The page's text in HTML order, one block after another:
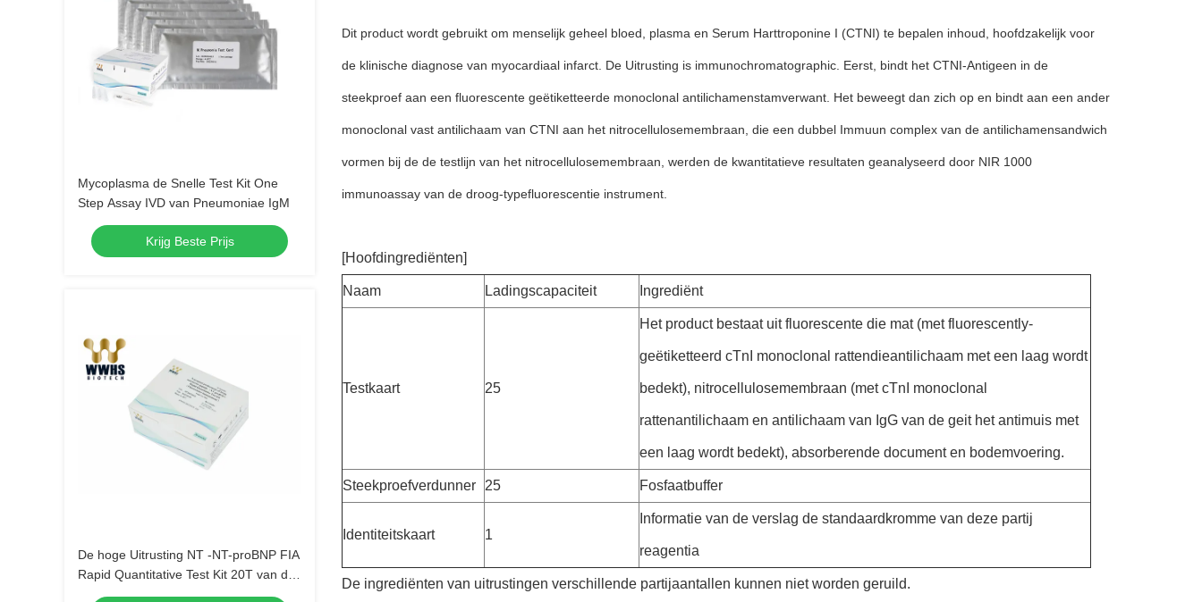
Mycoplasma de Snelle Test Kit One
Step Assay IVD van Pneumoniae IgM
Krijg Beste Prijs
De hoge Uitrusting NT -NT-proBNP FIA
Rapid Quantitative Test Kit 20T van de
Stabiliteitspoct Test
Dit product wordt gebruikt om menselijk geheel bloed, plasma en Serum Harttroponine I (CTNI) te bepalen inhoud, hoofdzakelijk voor
de klinische diagnose van myocardiaal infarct. De Uitrusting is immunochromatographic. Eerst, bindt het CTNI-Antigeen in de
steekproef aan een fluorescente geëtiketteerde monoclonal antilichamenstamverwant. Het beweegt dan zich op en bindt aan een ander
monoclonal vast antilichaam van CTNI aan het nitrocellulosemembraan, die een dubbel Immuun complex van de antilichamensandwich
vormen bij de de testlijn van het nitrocellulosemembraan, werden de kwantitatieve resultaten geanalyseerd door NIR 1000
immunoassay van de droog-typefluorescentie instrument.
[Hoofdingrediënten]
Naam Ladingscapaciteit Ingrediënt
Testkaart 25
Het product bestaat uit fluorescente die mat (met fluorescently-
geëtiketteerd cTnI monoclonal rattendieantilichaam met een laag wordt
bedekt), nitrocellulosemembraan (met cTnI monoclonal
rattenantilichaam en antilichaam van IgG van de geit het antimuis met
een laag wordt bedekt), absorberende document en bodemvoering.
Steekproefverdunner 25 Fosfaatbuffer
Identiteitskaart 1
Informatie van de verslag de standaardkromme van deze partij
reagentia
De ingrediënten van uitrustingen verschillende partijaantallen kunnen niet worden geruild.